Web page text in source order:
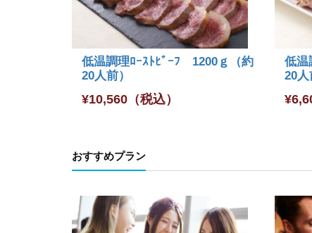
低温調理ﾛｰｽﾄﾋﾞｰﾌ 1200ｇ（約
20人前）
¥10,560 （税込）
低温
20人
¥
おすすめプラン